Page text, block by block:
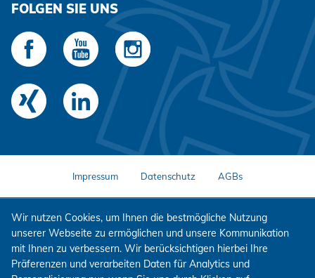
FOLGEN SIE UNS
Impressum Datenschutz AGBs
Wir nutzen Cookies, um Ihnen die bestmögliche Nutzung
unserer Webseite zu ermöglichen und unsere Kommunikation
mit Ihnen zu verbessern. Wir berücksichtigen hierbei Ihre
Präferenzen und verarbeiten Daten für Analytics und